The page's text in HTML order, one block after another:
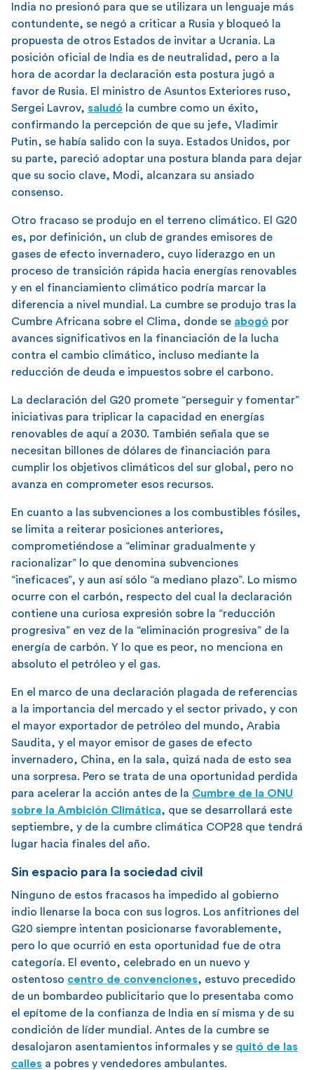
India no presionó para que se utilizara un lenguaje más
contundente, se negó a criticar a Rusia y bloqueó la
propuesta de otros Estados de invitar a Ucrania. La
posición oficial de India es de neutralidad, pero a la
hora de acordar la declaración esta postura jugó a
favor de Rusia. El ministro de Asuntos Exteriores ruso,
Sergei Lavrov, saludó la cumbre como un éxito,
confirmando la percepción de que su jefe, Vladimir
Putin, se había salido con la suya. Estados Unidos, por
su parte, pareció adoptar una postura blanda para dejar
que su socio clave, Modi, alcanzara su ansiado
consenso.
Otro fracaso se produjo en el terreno climático. El G20
es, por definición, un club de grandes emisores de
gases de efecto invernadero, cuyo liderazgo en un
proceso de transición rápida hacia energías renovables
y en el financiamiento climático podría marcar la
diferencia a nivel mundial. La cumbre se produjo tras la
Cumbre Africana sobre el Clima, donde se abogó por
avances significativos en la financiación de la lucha
contra el cambio climático, incluso mediante la
reducción de deuda e impuestos sobre el carbono.
La declaración del G20 promete “perseguir y fomentar”
iniciativas para triplicar la capacidad en energías
renovables de aquí a 2030. También señala que se
necesitan billones de dólares de financiación para
cumplir los objetivos climáticos del sur global, pero no
avanza en comprometer esos recursos.
En cuanto a las subvenciones a los combustibles fósiles,
se limita a reiterar posiciones anteriores,
comprometiéndose a “eliminar gradualmente y
racionalizar” lo que denomina subvenciones
“ineficaces”, y aun así sólo “a mediano plazo”. Lo mismo
ocurre con el carbón, respecto del cual la declaración
contiene una curiosa expresión sobre la “reducción
progresiva” en vez de la “eliminación progresiva” de la
energía de carbón. Y lo que es peor, no menciona en
absoluto el petróleo y el gas.
En el marco de una declaración plagada de referencias
a la importancia del mercado y el sector privado, y con
el mayor exportador de petróleo del mundo, Arabia
Saudita, y el mayor emisor de gases de efecto
invernadero, China, en la sala, quizá nada de esto sea
una sorpresa. Pero se trata de una oportunidad perdida
para acelerar la acción antes de la Cumbre de la ONU
sobre la Ambición Climática, que se desarrollará este
septiembre, y de la cumbre climática COP28 que tendrá
lugar hacia finales del año.
Sin espacio para la sociedad civil
Ninguno de estos fracasos ha impedido al gobierno
indio llenarse la boca con sus logros. Los anfitriones del
G20 siempre intentan posicionarse favorablemente,
pero lo que ocurrió en esta oportunidad fue de otra
categoría. El evento, celebrado en un nuevo y
ostentoso centro de convenciones, estuvo precedido
de un bombardeo publicitario que lo presentaba como
el epítome de la confianza de India en sí misma y de su
condición de líder mundial. Antes de la cumbre se
desalojaron asentamientos informales y se quitó de las
calles a pobres y vendedores ambulantes.